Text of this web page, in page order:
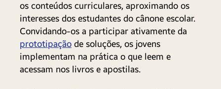
os conteúdos curriculares, aproximando os
interesses dos estudantes do cânone escolar.
Convidando-os a participar ativamente da
prototipação de soluções, os jovens
implementam na prática o que leem e
acessam nos livros e apostilas.